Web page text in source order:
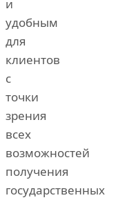
и
удобным
для
клиентов
с
точки
зрения
всех
возможностей
получения
государственных